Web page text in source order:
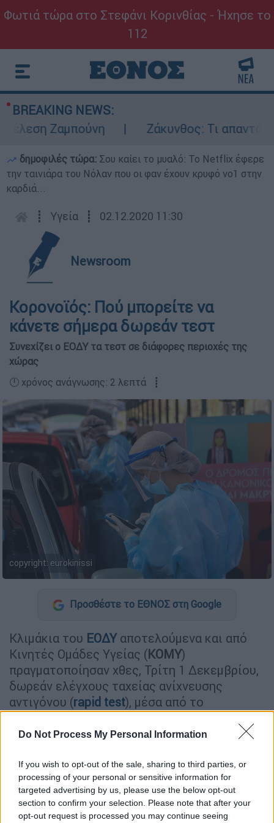
Do Not Process My Personal Information
If you wish to opt-out of the sale, sharing to third parties, or
processing of your personal or sensitive information for
targeted advertising by us, please use the below opt-out
section to confirm your selection. Please note that after your
opt-out request is processed you may continue seeing
Φωτιά τώρα στο Στεφάνι Κορινθίας - Ήχησε το
112
BREAKING NEWS:
Ζαμπούνη
Ζάκυνθος: Τι απαντά η
δημοφιλές τώρα: Σου καίει το μυαλό: Το Netflix έφερε
την ταινιάρα του Νόλαν που οι φαν έχουν κρυφό νο1 στην
καρδιά...
┋ Υγεία ┋ 02.12.2020 11:30
Newsroom
Κορονοϊός: Πού μπορείτε να
κάνετε σήμερα δωρεάν τεστ
Συνεχίζει ο ΕΟΔΥ τα τεστ σε διάφορες περιοχές της
χώρας
🕛 χρόνος ανάγνωσης: 2 λεπτά ┋
copyright: eurokinissi
Προσθέστε το ΕΘΝΟΣ στη Google
Κλιμάκια του ΕΟΔΥ αποτελούμενα και από
Κινητές Ομάδες Υγείας (ΚΟΜΥ)
πραγματοποίησαν χθες, Τρίτη 1 Δεκεμβρίου,
δωρεάν ελέγχους ταχείας ανίχνευσης
αντιγόνου (rapid test), μέσα από το
Οι δράσεις οργανώθηκαν σε κεντρικά και
εύκολα προσβάσιμα σημεία αστικών και
επαρχιακών περιοχών της Ελλάδας,
δίνοντας τη δυνατότητα σε πολίτες να
εξετασθούν δωρεάν για τον ιόSARS-CoV-2